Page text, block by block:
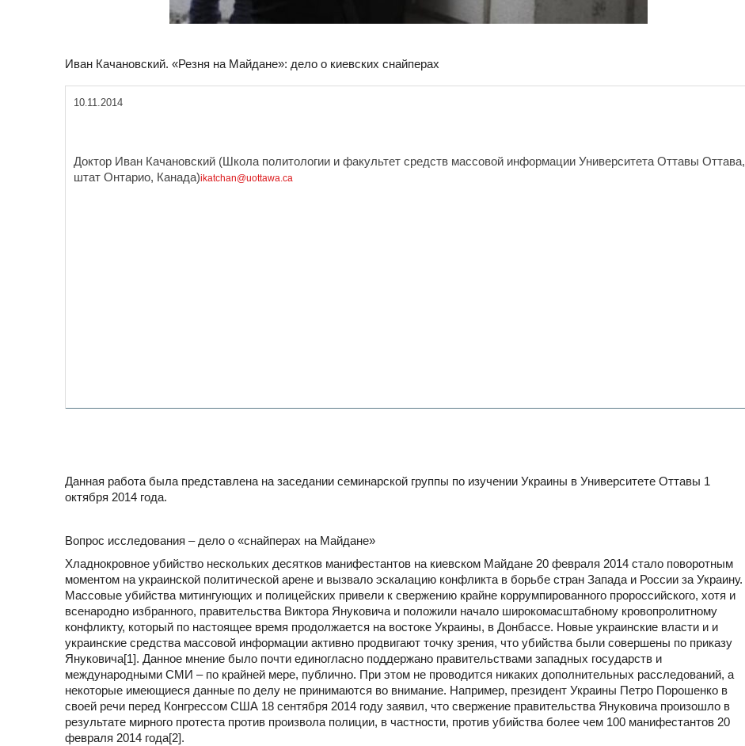
Иван Качановский. «Резня на Майдане»: дело о киевских снайперах
10.11.2014
Доктор Иван Качановский (Школа политологии и факультет средств массовой информации Университета Оттавы Оттава,
штат Онтарио, Канада)ikatchan@uottawa.ca
Данная работа была представлена на заседании семинарской группы по изучении Украины в Университете Оттавы 1
октября 2014 года.
Вопрос исследования – дело о «снайперах на Майдане»
Хладнокровное убийство нескольких десятков манифестантов на киевском Майдане 20 февраля 2014 стало поворотным
моментом на украинской политической арене и вызвало эскалацию конфликта в борьбе стран Запада и России за Украину.
Массовые убийства митингующих и полицейских привели к свержению крайне коррумпированного про­российского, хотя и
всенародно избранного, правительства Виктора Януковича и положили начало широкомасштабному кровопролитному
конфликту, который по настоящее время продолжается на востоке Украины, в Донбассе. Новые украинские власти и и
украинские средства массовой информации активно продвигают точку зрения, что убийства были совершены по приказу
Януковича[1]. Данное мнение было почти единогласно поддержано правительствами западных государств и
международными СМИ – по крайней мере, публично. При этом не проводится никаких дополнительных расследований, а
некоторые имеющиеся данные по делу не принимаются во внимание. Например, президент Украины Петро Порошенко в
своей речи перед Конгрессом США 18 сентября 2014 году заявил, что свержение правительства Януковича произошло в
результате мирного протеста против произвола полиции, в частности, против убийства более чем 100 манифестантов 20
февраля 2014 года[2].